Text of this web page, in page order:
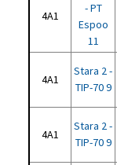
4A1
- PT
Espoo
11
4A1
Stara 2 -
TIP-70 9
4A1
Stara 2 -
TIP-70 9